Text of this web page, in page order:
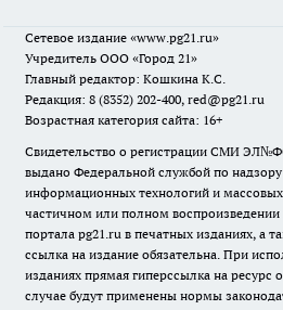
Сетевое издание «www.pg21.ru»
Учредитель ООО «Город 21»
Главный редактор: Кошкина К.С.
Редакция: 8 (8352) 202-400, red@pg21.ru
Возрастная категория сайта: 16+
Свидетельство о регистрации СМИ
выдано Федеральной службой по надзору
информационных технологий и
частичном или полном воспроизведении
портала pg21.ru в печатных изданиях, а
ссылка на издание обязательна. При
изданиях прямая гиперссылка на ресурс
случае будут применены нормы